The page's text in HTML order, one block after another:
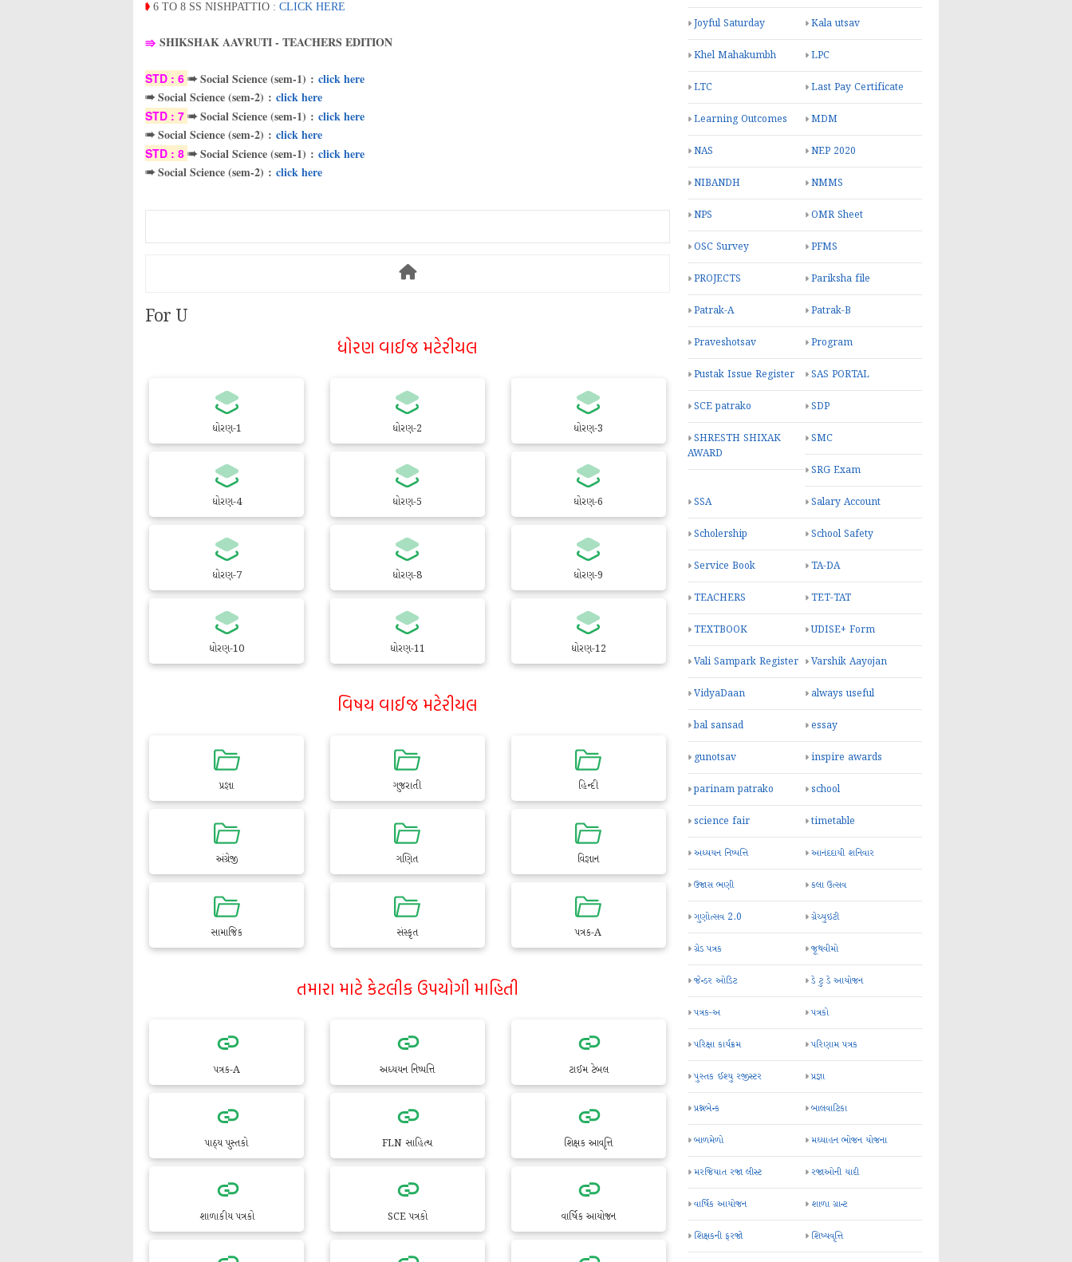
➧ 6 TO 8 SS NISHPATTIO : CLICK HERE
⇛ SHIKSHAK AAVRUTI - TEACHERS EDITION
STD : 6 ➠ Social Science (sem-1) : click here
➠ Social Science (sem-2) : click here
STD : 7 ➠ Social Science (sem-1) : click here
➠ Social Science (sem-2) : click here
STD : 8 ➠ Social Science (sem-1) : click here
➠ Social Science (sem-2) : click here
For U
ધોરણ વાઈજ મટેરીયલ
ધોરણ-1 ધોરણ-2 ધોરણ-3
ધોરણ-4 ધોરણ-5 ધોરણ-6
ધોરણ-7 ધોરણ-8 ધોરણ-9
ધોરણ-10 ધોરણ-11 ધોરણ-12
વિષય વાઈજ મટેરીયલ
પ્રજ્ઞા ગુજરાતી હિન્દી
અંગ્રેજી ગણિત વિજ્ઞાન
સામાજિક સંસ્કૃત પત્રક-A
તમારા માટે કેટલીક ઉપયોગી માહિતી
પત્રક-A અધ્યયન નિષ્પત્તિ ટાઈમ ટેબલ
પાઠ્ય પુસ્તકો FLN સાહિત્ય શિક્ષક આવૃત્તિ
શાળાકીય પત્રકો SCE પત્રકો વાર્ષિક આયોજન
Joyful Saturday Kala utsav
Khel Mahakumbh LPC
LTC Last Pay Certificate
Learning Outcomes MDM
NAS NEP 2020
NIBANDH NMMS
NPS OMR Sheet
OSC Survey PFMS
PROJECTS Pariksha file
Patrak-A Patrak-B
Praveshotsav Program
Pustak Issue Register SAS PORTAL
SCE patrako SDP
SHRESTH SHIXAK
AWARD
SMC
SRG Exam
SSA Salary Account
Scholership School Safety
Service Book TA-DA
TEACHERS TET-TAT
TEXTBOOK UDISE+ Form
Vali Sampark Register Varshik Aayojan
VidyaDaan always useful
bal sansad essay
gunotsav inspire awards
parinam patrako school
science fair timetable
અધ્યયન નિષ્પત્તિ આનંદદાયી શનિવાર
ઉજાસ ભણી કલા ઉત્સવ
ગુણોત્સવ 2.0 ગ્રેચ્યુઇટી
ગ્રેડ પત્રક જૂથવીમો
જેન્ડર ઓડિટ ડે ટુ ડે આયોજન
પત્રક-અ પત્રકો
પરિક્ષા કાર્યક્રમ પરિણામ પત્રક
પુસ્તક ઈશ્યુ રજીસ્ટર પ્રજ્ઞા
પ્રશ્નબેન્ક બાલવાટિકા
બાળમેળો મઘ્યાહન ભોજન યોજના
મરજિયાત રજા લીસ્ટ રજાઓની યાદી
વાર્ષિક આયોજન શાળા ગ્રાન્ટ
શિક્ષકની ફરજો શિષ્યવૃત્તિ